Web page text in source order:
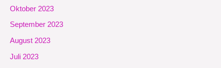
Oktober 2023
September 2023
August 2023
Juli 2023